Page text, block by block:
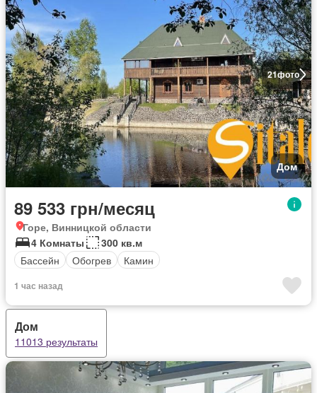
21фото
Дом
89 533 грн/месяц
Горе, Винницкой области
4 Комнаты
300 кв.м
Бассейн
Обогрев Камин
1 час назад
Дом
11013 результаты